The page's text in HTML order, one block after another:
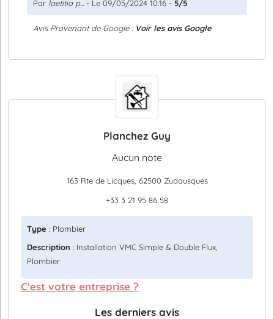
Par laetitia p... - Le 09/05/2024 10:16 - 5/5
Avis Provenant de Google : Voir les avis Google
Planchez Guy
Aucun note
163 Rte de Licques, 62500 Zudausques
+33 3 21 95 86 58
Type : Plombier
Description : Installation VMC Simple & Double Flux,
Plombier
C'est votre entreprise ?
Les derniers avis